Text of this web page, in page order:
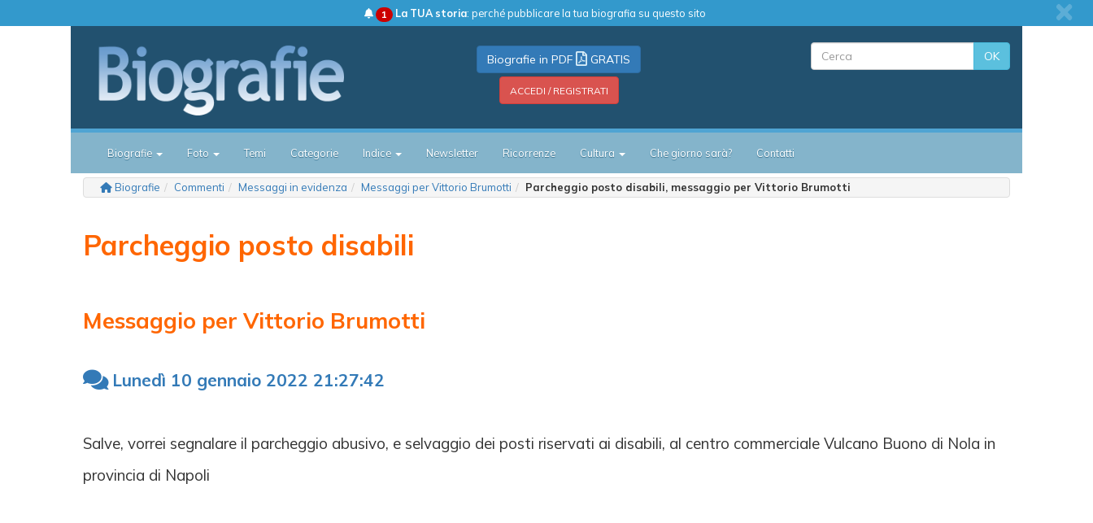
1 La TUA storia: perché pubblicare la tua biografia su questo sito
Biografie in PDF GRATIS
ACCEDI / REGISTRATI
OK
Biografie Foto Temi Categorie Indice Newsletter Ricorrenze Cultura Che giorno sarà? Contatti
Biografie Commenti Messaggi in evidenza Messaggi per Vittorio Brumotti Parcheggio posto disabili, messaggio per Vittorio Brumotti
Parcheggio posto disabili
Messaggio per Vittorio Brumotti
Lunedì 10 gennaio 2022 21:27:42
Salve, vorrei segnalare il parcheggio abusivo, e selvaggio dei posti riservati ai disabili, al centro commerciale Vulcano Buono di Nola in
provincia di Napoli